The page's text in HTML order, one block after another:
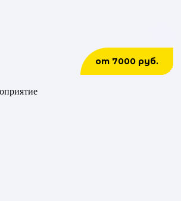
от 7000 руб.